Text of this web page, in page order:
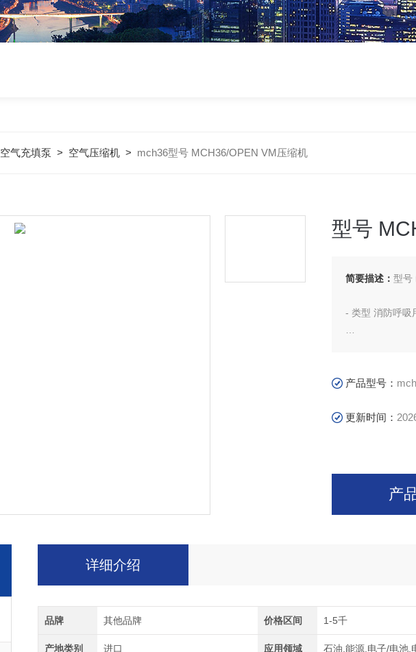
空气充填泵 > 空气压缩机 > mch36型号 MCH36/OPEN VM压缩机
型号
简要描述：型号
- 类型 消防呼吸
产品型号：
更新时间：
产
详细介绍
品牌 其他品牌 价格区间 1-5千
产地类别 进口 应用领域 石油,能源,电子/电池,